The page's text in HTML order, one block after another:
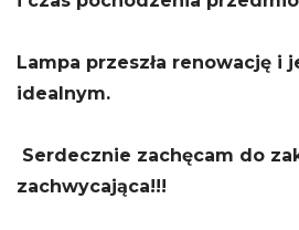
Lampa przeszła renowację i
idealnym.
Serdecznie zachęcam do
zachwycająca!!!